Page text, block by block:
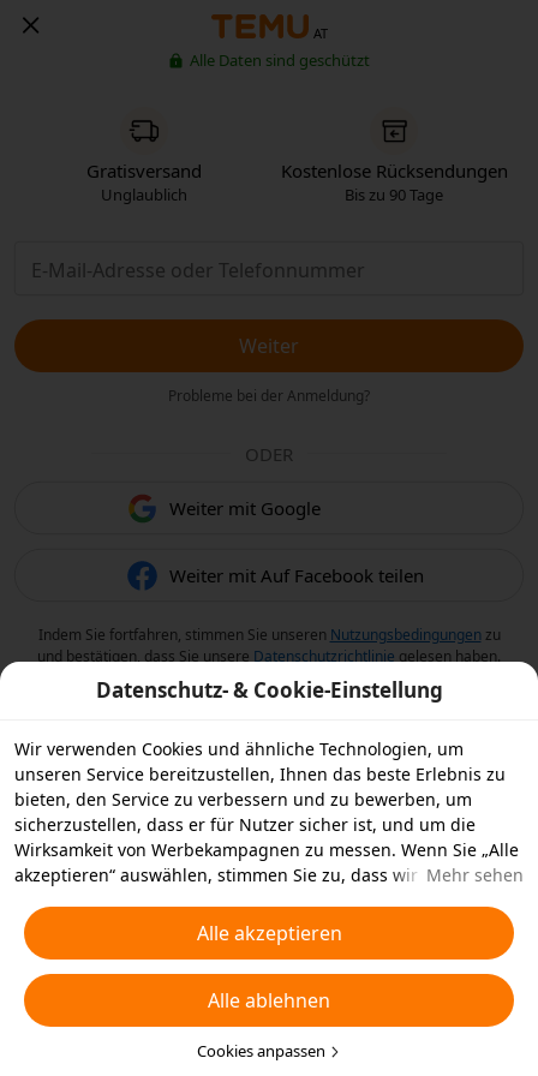
AT
Alle Daten sind geschützt
Gratisversand
Unglaublich
Kostenlose Rücksendungen
Bis zu 90 Tage
Weiter
Probleme bei der Anmeldung?
ODER
Weiter mit Google
Weiter mit Auf Facebook teilen
Indem Sie fortfahren, stimmen Sie unseren Nutzungsbedingungen zu
und bestätigen, dass Sie unsere Datenschutzrichtlinie gelesen haben.
Datenschutz- & Cookie-Einstellung
Wir verwenden Cookies und ähnliche Technologien, um
unseren Service bereitzustellen, Ihnen das beste Erlebnis zu
bieten, den Service zu verbessern und zu bewerben, um
sicherzustellen, dass er für Nutzer sicher ist, und um die
Wirksamkeit von Werbekampagnen zu messen. Wenn Sie „Alle
akzeptieren“ auswählen, stimmen Sie zu, dass wir und die
ähnliche Technologien für Werbezwecke auf Ihrem Gerät
speichern. Alternativ können Sie auch über „Alle ablehnen“
nicht notwendige Cookies ablehnen oder auswählen, welche
Arten von Cookies Sie akzeptieren oder deaktivieren möchten,
indem Sie unten oder jederzeit in Ihren
Datenschutzeinstellungen auf „Cookies anpassen“ klicken.
Mehr sehen
Alle akzeptieren
Alle ablehnen
Cookies anpassen